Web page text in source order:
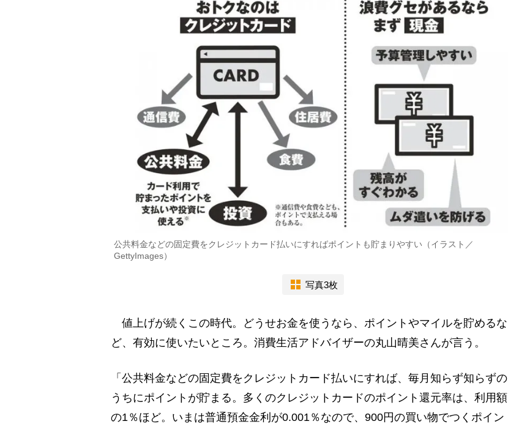
公共料金などの固定費をクレジットカード払いにすればポイントも貯まりやすい（イラスト／
GettyImages）
写真3枚
値上げが続くこの時代。どうせお金を使うなら、ポイントやマイルを貯めるな
ど、有効に使いたいところ。消費生活アドバイザーの丸山晴美さんが言う。
「公共料金などの固定費をクレジットカード払いにすれば、毎月知らず知らずの
うちにポイントが貯まる。多くのクレジットカードのポイント還元率は、利用額
の1％ほど。いまは普通預金金利が0.001％なので、900円の買い物でつくポイン